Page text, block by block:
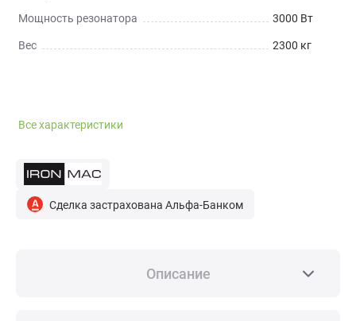
Мощность резонатора 3000 Вт
Вес 2300 кг
Все характеристики
Сделка застрахована Альфа-Банком
Описание